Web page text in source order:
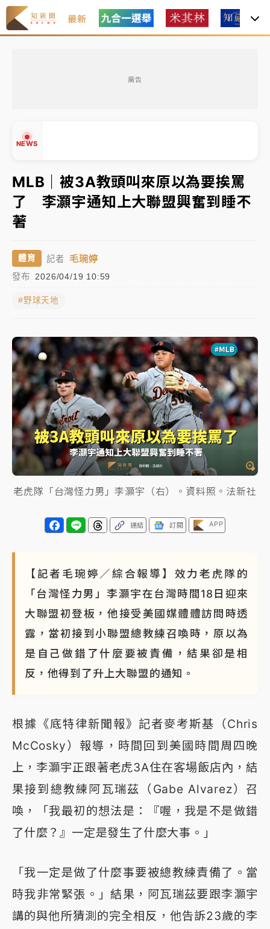
最新
廣告
NEWS
中颱白海豚環流掠北海！今明防劇烈降雨 東部高溫飆
38度
周末精選｜
慈濟遭詐10億完整始末曝！律師掮客大玩兩
面手法 郭台銘、蔡英文成關鍵
本周爆款短影音｜ 柯文哲帶電子手鐶拄拐杖現身／周玉
蔻蔡玉真開撕爆料
周末精選｜
任 預算難關如何解？
要3件事
買1送1
白海豚逼近！新北高灘地停車場下午4時強制拖吊 中午
開放水門周邊紅黃線停車
中颱白海豚環流掠北海！今明防劇烈降雨 東部高溫飆
38度
周末精選｜ 慈濟遭詐10億完整始末曝！律師掮客大玩兩
面手法 郭台銘、蔡英文成關鍵
蔻蔡玉真開撕爆料
周末精選｜ 跨境網購族注意！EZ Way若改由政府委
任 預算難關如何解？
要3件事
▼
MLB｜被3A教頭叫來原以為要挨罵
了 李灝宇通知上大聯盟興奮到睡不
著
體育 記者 毛琬婷
發布 2026/04/19 10:59
#野球天地
老虎隊「台灣怪力男」李灝宇（右）。資料照。法新社
連結 訂閱 APP
【記者毛琬婷／綜合報導】效力老虎隊的
「台灣怪力男」李灝宇在台灣時間18日迎來
大聯盟初登板，他接受美國媒體體訪問時透
露，當初接到小聯盟總教練召喚時，原以為
是自己做錯了什麼要被責備，結果卻是相
反，他得到了升上大聯盟的通知。
根據《底特律新聞報》記者麥考斯基（Chris
McCosky）報導，時間回到美國時間周四晚
上，李灝宇正跟著老虎3A住在客場飯店內，結
果接到總教練阿瓦瑞茲（Gabe Alvarez）召
喚，「我最初的想法是：『喔，我是不是做錯
了什麼？』一定是發生了什麼大事。」
「我一定是做了什麼事要被總教練責備了。當
時我非常緊張。」結果，阿瓦瑞茲要跟李灝宇
講的與他所猜測的完全相反，他告訴23歲的李